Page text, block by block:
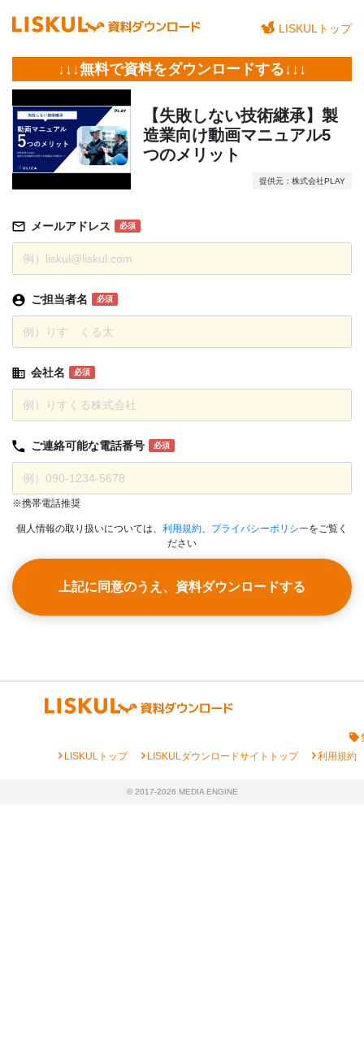
LISKULトップ
↓↓↓無料で資料をダウンロードする↓↓↓
【失敗しない技術継承】製
造業向け動画マニュアル5
つのメリット
提供元：株式会社PLAY
メールアドレス 必須
ご担当者名 必須
会社名 必須
ご連絡可能な電話番号 必須
※携帯電話推奨
個人情報の取り扱いについては、 利用規約、 プライバシーポリシーをご覧く
ださい
上記に同意のうえ、資料ダウンロードする
chevron_rightLISKULトップ chevron_rightLISKULダウンロードサイトトップ chevron_right利用規約
© 2017-2026 MEDIA ENGINE